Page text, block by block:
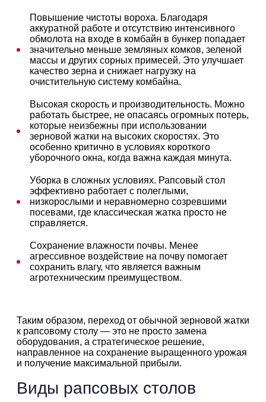
Повышение чистоты вороха. Благодаря
аккуратной работе и отсутствию интенсивного
обмолота на входе в комбайн в бункер попадает
значительно меньше земляных комков, зеленой
массы и других сорных примесей. Это улучшает
качество зерна и снижает нагрузку на
очистительную систему комбайна.
Высокая скорость и производительность. Можно
работать быстрее, не опасаясь огромных потерь,
которые неизбежны при использовании
зерновой жатки на высоких скоростях. Это
особенно критично в условиях короткого
уборочного окна, когда важна каждая минута.
Уборка в сложных условиях. Рапсовый стол
эффективно работает с полеглыми,
низкорослыми и неравномерно созревшими
посевами, где классическая жатка просто не
справляется.
Сохранение влажности почвы. Менее
агрессивное воздействие на почву помогает
сохранить влагу, что является важным
агротехническим преимуществом.
Таким образом, переход от обычной зерновой жатки
к рапсовому столу — это не просто замена
оборудования, а стратегическое решение,
направленное на сохранение выращенного урожая
и получение максимальной прибыли.
Виды рапсовых столов